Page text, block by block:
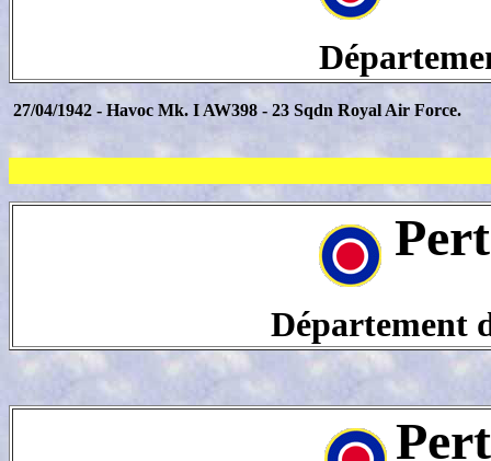
27/04/1942 - Havoc Mk. I AW398 - 23 Sqdn Royal Air Force.
Département